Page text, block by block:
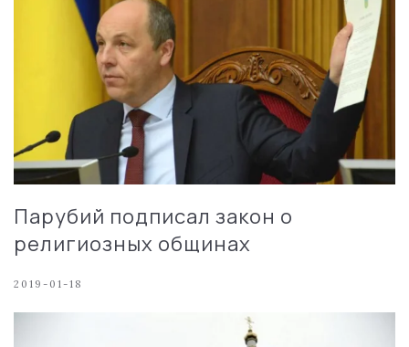
Парубий подписал закон о
религиозных общинах
2019-01-18